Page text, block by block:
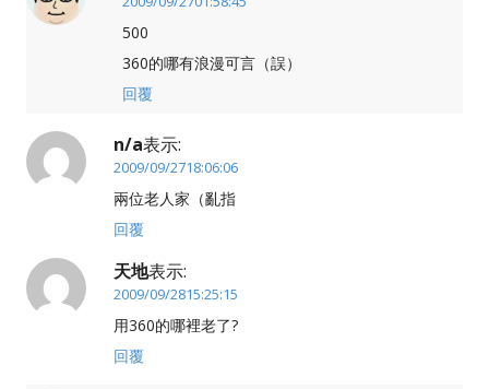
500
360的哪有浪漫可言（誤）
回覆
n/a表示:
2009/09/2718:06:06
兩位老人家（亂指
回覆
天地表示:
2009/09/2815:25:15
用360的哪裡老了?
回覆